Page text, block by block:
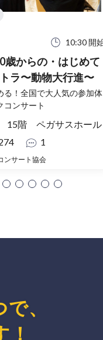
10:30 開
からの・はじめて
ラ〜動物大行進〜
る！全国で大人気の参加体
コンサート
15階 ペガサスホール
1
ンサート協会
、
！